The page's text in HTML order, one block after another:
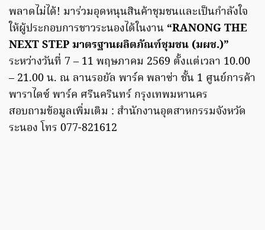
พลาดไม่ได้! มาร่วมอุดหนุนสินค้าชุมชนและเป็นกำลังใจ
ให้ผู้ประกอบการชาวระนองได้ในงาน “RANONG THE
NEXT STEP มาตรฐานผลิตภัณฑ์ชุมชน (มผช.)”
ระหว่างวันที่ 7 – 11 พฤษภาคม 2569 ตั้งแต่เวลา 10.00
– 21.00 น. ณ ลานรอยัล พาร์ค พลาซ่า ชั้น 1 ศูนย์การค้า
พาราไดซ์ พาร์ค ศรีนครินทร์ กรุงเทพมหานคร
สอบถามข้อมูลเพิ่มเติม : สำนักงานอุตสาหกรรมจังหวัด
ระนอง โทร 077-821612